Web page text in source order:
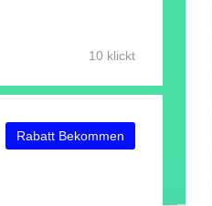
10 klickt
Rabatt Bekommen